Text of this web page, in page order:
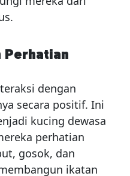
Perhatian
dengan
secara positif. Ini
kucing dewasa
perhatian
gosok, dan
ikatan